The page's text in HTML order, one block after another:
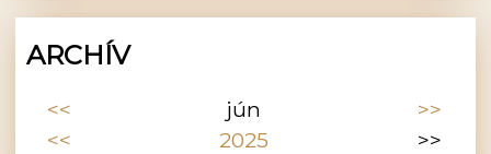
ARCHÍV
<< jún
>>
<<
2025
>>